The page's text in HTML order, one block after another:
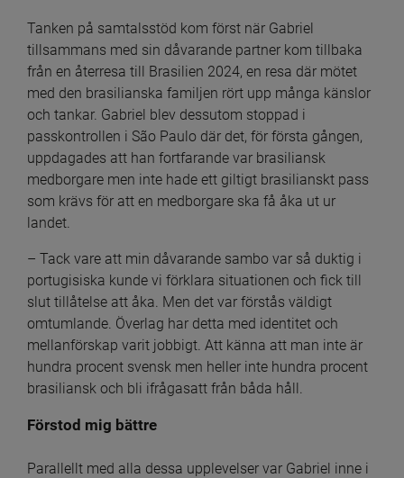
Tanken på samtalsstöd kom först när Gabriel
tillsammans med sin dåvarande partner kom tillbaka
från en återresa till Brasilien 2024, en resa där mötet
med den brasilianska familjen rört upp många känslor
och tankar. Gabriel blev dessutom stoppad i
passkontrollen i São Paulo där det, för första gången,
uppdagades att han fortfarande var brasiliansk
medborgare men inte hade ett giltigt brasilianskt pass
som krävs för att en medborgare ska få åka ut ur
landet.
– Tack vare att min dåvarande sambo var så duktig i
portugisiska kunde vi förklara situationen och fick till
slut tillåtelse att åka. Men det var förstås väldigt
omtumlande. Överlag har detta med identitet och
mellanförskap varit jobbigt. Att känna att man inte är
hundra procent svensk men heller inte hundra procent
brasiliansk och bli ifrågasatt från båda håll.
Förstod mig bättre
Parallellt med alla dessa upplevelser var Gabriel inne i